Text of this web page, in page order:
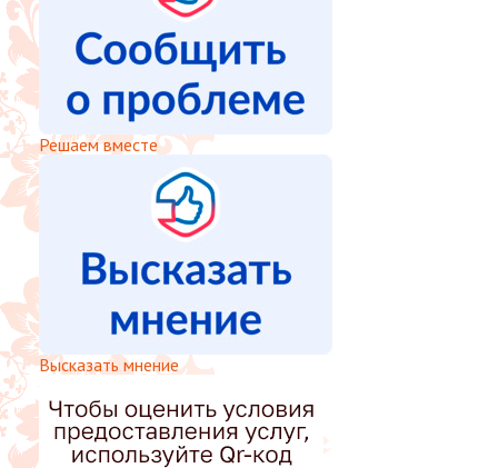
Решаем вместе
Высказать мнение